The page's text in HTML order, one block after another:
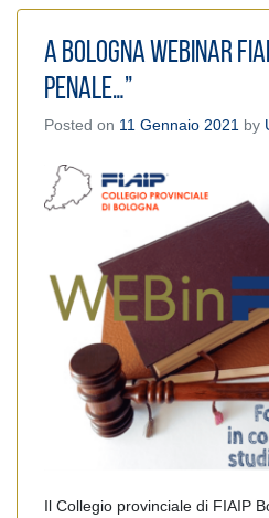
A Bologna Webinar
penale…”
Posted on 11 Gennaio 2021 by
Il Collegio provinciale di FIAIP